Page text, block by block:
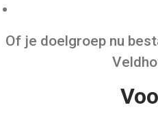
Of je doelgroep nu